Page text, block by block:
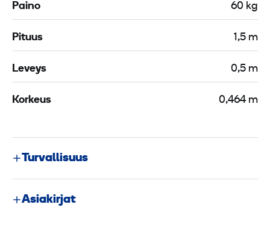
Paino 60 kg
Pituus 1,5 m
Leveys 0,5 m
Korkeus 0,464 m
Turvallisuus
Asiakirjat